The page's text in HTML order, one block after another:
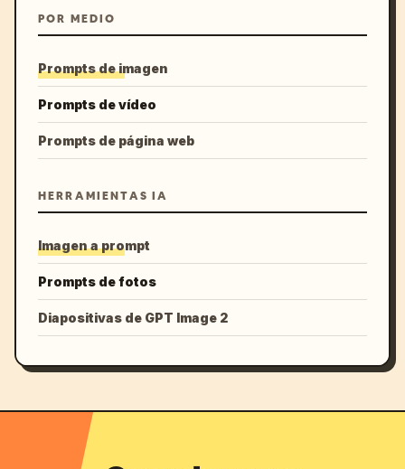
POR MEDIO
Prompts de imagen
Prompts de vídeo
Prompts de página web
HERRAMIENTAS IA
Imagen a prompt
Prompts de fotos
Diapositivas de GPT Image 2